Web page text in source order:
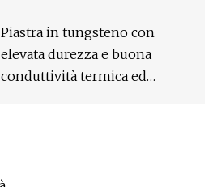
Piastra in tungsteno con
elevata durezza e buona
conduttività termica ed